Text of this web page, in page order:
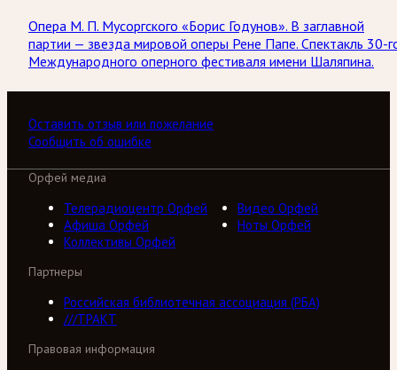
Опера М. П. Мусоргского «Борис Годунов». В заглавной
партии — звезда мировой оперы Рене Папе. Спектакль 30-
Международного оперного фестиваля имени Шаляпина.
Оставить отзыв или пожелание
Сообщить об ошибке
Орфей медиа
Телерадиоцентр Орфей
Видео Орфей
Афиша Орфей
Ноты Орфей
Коллективы Орфей
Партнеры
Российская библиотечная ассоциация (РБА)
///ТРАКТ
Правовая информация